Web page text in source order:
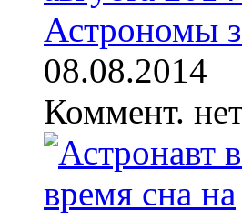
Астрономы
08.08.2014
Коммент.